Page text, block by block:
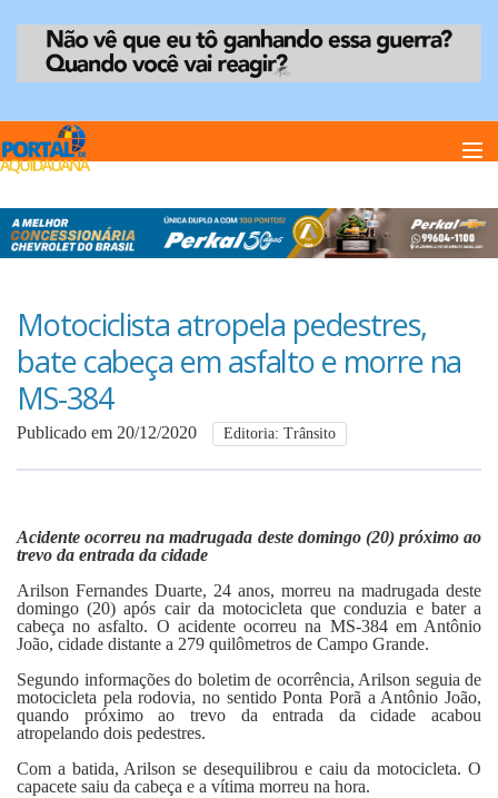
Home
Anuncie
Anuncie
Motociclista atropela pedestres,
bate cabeça em asfalto e morre na
MS-384
Publicado em 20/12/2020 Editoria: Trânsito
Acidente ocorreu na madrugada deste domingo (20) próximo ao
trevo da entrada da cidade
Arilson Fernandes Duarte, 24 anos, morreu na madrugada deste
domingo (20) após cair da motocicleta que conduzia e bater a
cabeça no asfalto. O acidente ocorreu na MS-384 em Antônio
João, cidade distante a 279 quilômetros de Campo Grande.
Segundo informações do boletim de ocorrência, Arilson seguia de
motocicleta pela rodovia, no sentido Ponta Porã a Antônio João,
quando próximo ao trevo da entrada da cidade acabou
atropelando dois pedestres.
Com a batida, Arilson se desequilibrou e caiu da motocicleta. O
capacete saiu da cabeça e a vítima morreu na hora.